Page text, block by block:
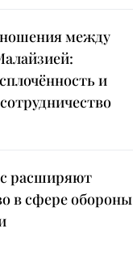
между
и
расширяют
в сфере обороны